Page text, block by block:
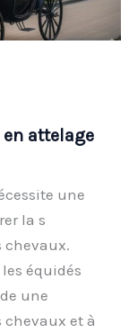
attelage
une
la s
chevaux.
équidés
une
et à